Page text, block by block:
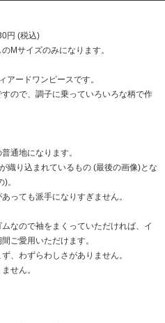
円 (税込)
Mサイズのみになります。
アードワンピースです。
ので、調子に乗っていろいろな柄で作
通地になります。
織り込まれているもの (最後の画像)とな
。
っても派手になりすぎません。
なので袖をまくっていただければ、イ
ご愛用いただけます。
、わずらわしさがありません。
せん。